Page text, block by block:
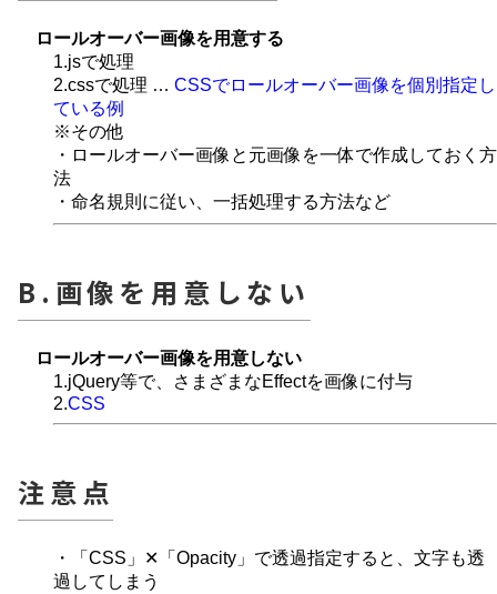
ロールオーバー画像を用意する
1.jsで処理
2.cssで処理 … CSSでロールオーバー画像を個別指定し
ている例
※その他
・ロールオーバー画像と元画像を一体で作成しておく方
法
・命名規則に従い、一括処理する方法など
B.画像を用意しない
ロールオーバー画像を用意しない
1.jQuery等で、さまざまなEffectを画像に付与
2.CSS
注意点
・「CSS」✕「Opacity」で透過指定すると、文字も透
過してしまう